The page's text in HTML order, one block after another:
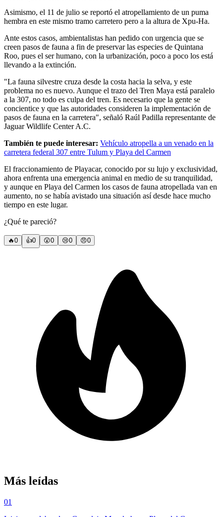
Asimismo, el 11 de julio se reportó el atropellamiento de un puma
hembra en este mismo tramo carretero pero a la altura de Xpu-Ha.
Ante estos casos, ambientalistas han pedido con urgencia que se
creen pasos de fauna a fin de preservar las especies de Quintana
Roo, pues el ser humano, con la urbanización, poco a poco los está
llevando a la extinción.
"La fauna silvestre cruza desde la costa hacia la selva, y este
problema no es nuevo. Aunque el trazo del Tren Maya está paralelo
a la 307, no todo es culpa del tren. Es necesario que la gente se
concientice y que las autoridades consideren la implementación de
pasos de fauna en la carretera", señaló Raúl Padilla representante de
Jaguar Wildlife Center A.C.
También te puede interesar: Vehículo atropella a un venado en la
carretera federal 307 entre Tulum y Playa del Carmen
El fraccionamiento de Playacar, conocido por su lujo y exclusividad,
ahora enfrenta una emergencia animal en medio de su tranquilidad,
y aunque en Playa del Carmen los casos de fauna atropellada van en
aumento, no se había avistado una situación así desde hace mucho
tiempo en este lugar.
¿Qué te pareció?
🔥0 👍0 😲0 😢0 😠0
Más leídas
01